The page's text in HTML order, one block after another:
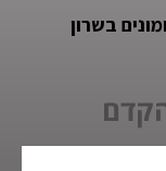
בשרון